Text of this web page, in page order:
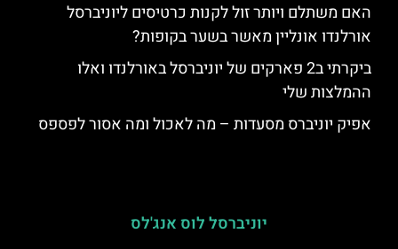
האם משתלם ויותר זול לקנות כרטיסים ליוניברסל
אורלנדו אונליין מאשר בשער בקופות?
ביקרתי ב2 פארקים של יוניברסל באורלנדו ואלו
ההמלצות שלי
אפיק יוניברס מסעדות – מה לאכול ומה אסור לפספס
יוניברסל לוס אנג'לס